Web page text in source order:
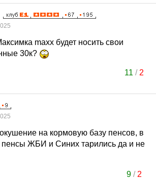
maxx будет носить свои
30к?
11 / 2
на кормовую базу пенсов, в
пенсы ЖБИ и Синих тарились да и не
9/ 2